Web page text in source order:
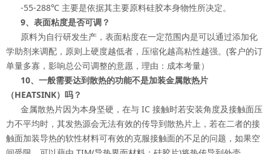
-55-288℃ 主要是依据其主要原料硅胶本身物性所决定。
9、表面粘度是否可调？
原料为自行研发生产，表面粘度在一定范围内是可以通过添加化
学助剂来调配，原则上硬度越低者，压缩化越高粘性越强。(客户的订
单量多寡，影响总公司调整的意愿，理由：成本考量）
10、一般需要达到散热的功能不是加装金属散热片
（HEATSINK）吗？
金属散热片因为本身坚硬，在与 IC 接触时若安装角度及接触面压
力不平均时，其发热源会无法有效的传导到散热片上，若在二者的接
触面加装导热的软性材料可有效的克服接触面的不足的问题，如果空